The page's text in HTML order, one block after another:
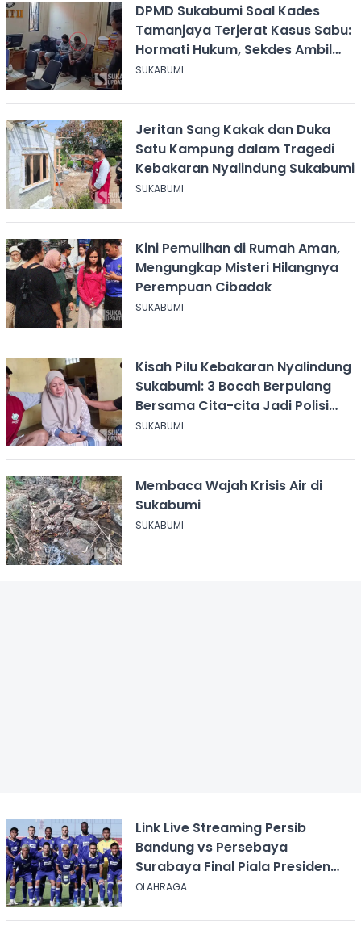
DPMD Sukabumi Soal Kades
Tamanjaya Terjerat Kasus Sabu:
Hormati Hukum, Sekdes Ambil
Alih Pelayanan
SUKABUMI
Jeritan Sang Kakak dan Duka
Satu Kampung dalam Tragedi
Kebakaran Nyalindung Sukabumi
SUKABUMI
Kini Pemulihan di Rumah Aman,
Mengungkap Misteri Hilangnya
Perempuan Cibadak
SUKABUMI
Kisah Pilu Kebakaran Nyalindung
Sukabumi: 3 Bocah Berpulang
Bersama Cita-cita Jadi Polisi
dan Guru
SUKABUMI
Membaca Wajah Krisis Air di
Sukabumi
SUKABUMI
Link Live Streaming Persib
Bandung vs Persebaya
Surabaya Final Piala Presiden
2026, Kick-off Pukul 20.00 WIB
OLAHRAGA